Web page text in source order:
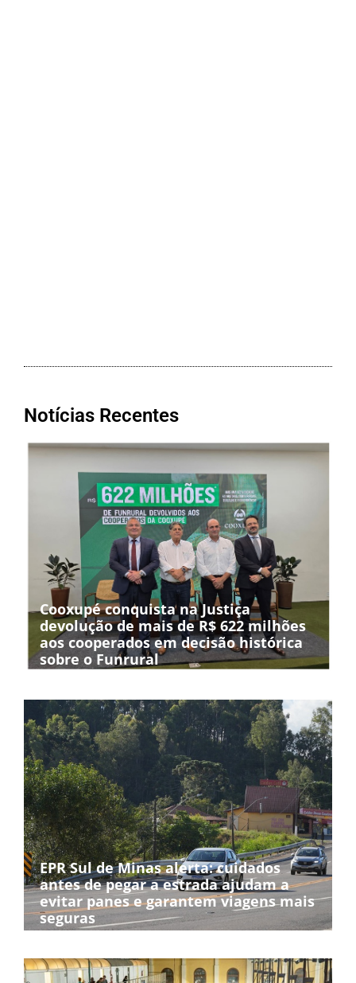
Notícias Recentes
Cooxupé conquista na Justiça
devolução de mais de R$ 622 milhões
aos cooperados em decisão histórica
sobre o Funrural
EPR Sul de Minas alerta: cuidados
antes de pegar a estrada ajudam a
evitar panes e garantem viagens mais
seguras